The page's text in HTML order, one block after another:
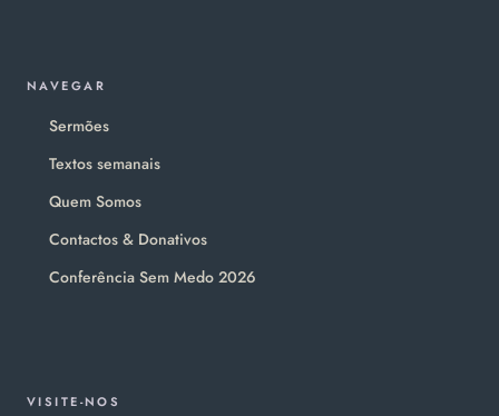
NAVEGAR
Sermões
Textos semanais
Quem Somos
Contactos & Donativos
Conferência Sem Medo 2026
VISITE-NOS